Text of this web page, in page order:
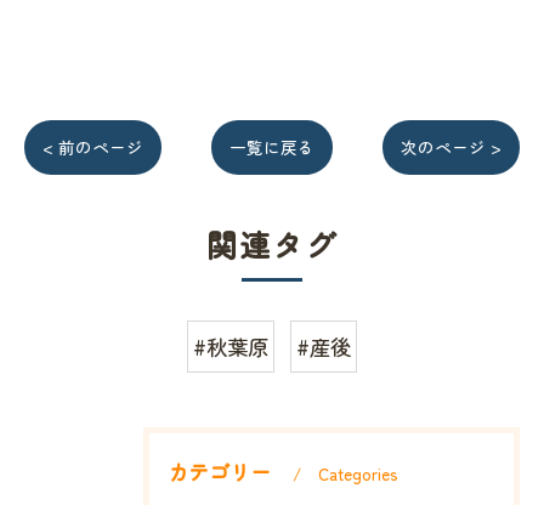
< 前のページ 一覧に戻る 次のページ >
関連タグ
#秋葉原 #産後
カテゴリー Categories